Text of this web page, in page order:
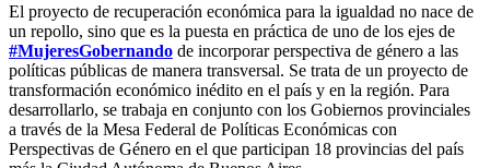
El proyecto de recuperación económica para la igualdad no nace de
un repollo, sino que es la puesta en práctica de uno de los ejes de
#MujeresGobernando de incorporar perspectiva de género a las
políticas públicas de manera transversal. Se trata de un proyecto de
transformación económico inédito en el país y en la región. Para
desarrollarlo, se trabaja en conjunto con los Gobiernos provinciales
a través de la Mesa Federal de Políticas Económicas con
Perspectivas de Género en el que participan 18 provincias del país